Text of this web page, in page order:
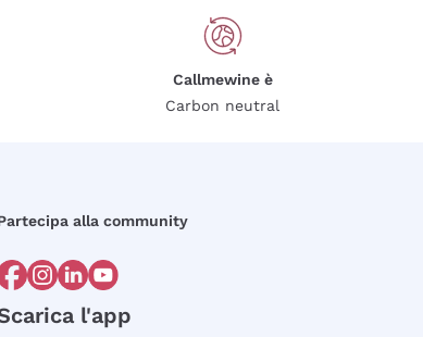
Callmewine è
Carbon neutral
alla community
l'app